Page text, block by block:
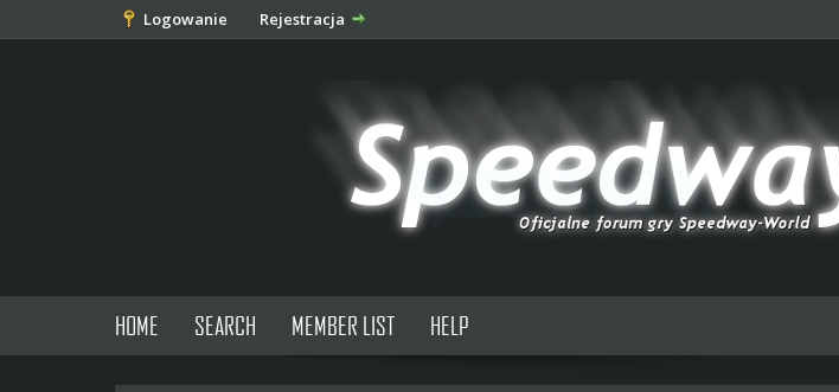
Logowanie Rejestracja
HOME SEARCH MEMBER LIST HELP